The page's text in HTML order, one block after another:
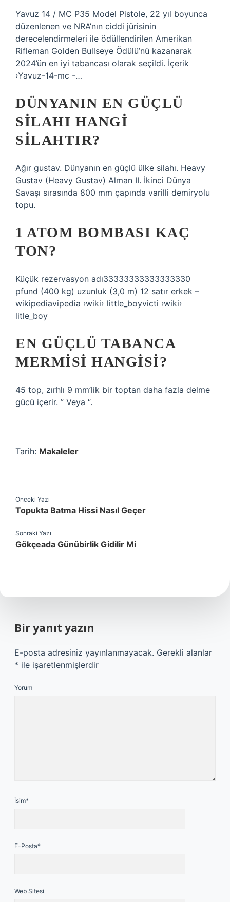
Yavuz 14 / MC P35 Model Pistole, 22 yıl boyunca
düzenlenen ve NRA’nın ciddi jürisinin
derecelendirmeleri ile ödüllendirilen Amerikan
Rifleman Golden Bullseye Ödülü’nü kazanarak
2024’ün en iyi tabancası olarak seçildi. İçerik
›Yavuz-14-mc -…
DÜNYANIN EN GÜÇLÜ
SILAHI HANGI
SILAHTIR?
Ağır gustav. Dünyanın en güçlü ülke silahı. Heavy
Gustav (Heavy Gustav) Alman II. İkinci Dünya
Savaşı sırasında 800 mm çapında varilli demiryolu
topu.
1 ATOM BOMBASI KAÇ
TON?
Küçük rezervasyon adı33333333333333330
pfund (400 kg) uzunluk (3,0 m) 12 satır erkek –
wikipediavipedia ›wiki› little_boyvicti ›wiki›
litle_boy
EN GÜÇLÜ TABANCA
MERMISI HANGISI?
45 top, zırhlı 9 mm’lik bir toptan daha fazla delme
gücü içerir. ” Veya “.
Tarih: Makaleler
Önceki Yazı
Topukta Batma Hissi Nasıl Geçer
Sonraki Yazı
Gökçeada Günübirlik Gidilir Mi
Bir yanıt yazın
E-posta adresiniz yayınlanmayacak. Gerekli alanlar
* ile işaretlenmişlerdir
Yorum
İsim*
E-Posta*
Web Sitesi